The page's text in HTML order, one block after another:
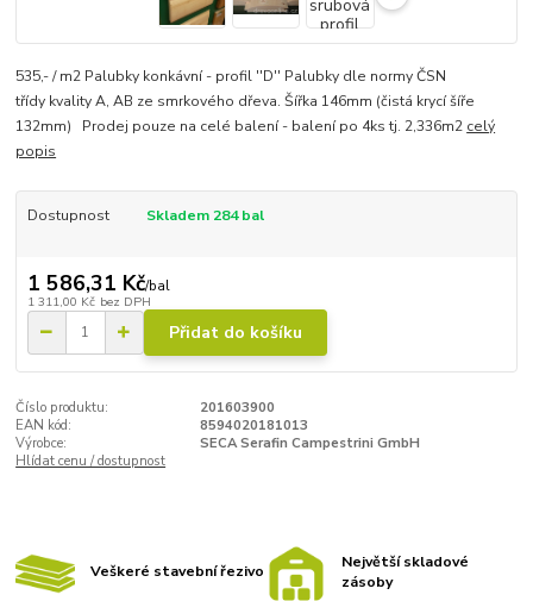
535,- / m2 Palubky konkávní - profil ''D'' Palubky dle normy ČSN
třídy kvality A, AB ze smrkového dřeva. Šířka 146mm (čistá krycí šíře
132mm) Prodej pouze na celé balení - balení po 4ks tj. 2,336m2 celý
popis
Dostupnost Skladem 284 bal
1 586,31 Kč/bal
1 311,00 Kč bez DPH
Přidat do košíku
Číslo produktu:
201603900
EAN kód:
8594020181013
Výrobce:
SECA Serafin Campestrini GmbH
Hlídat cenu / dostupnost
Veškeré stavební řezivo
Největší skladové
zásoby